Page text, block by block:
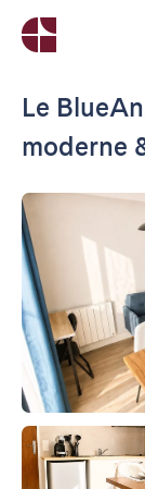
Le
moderne